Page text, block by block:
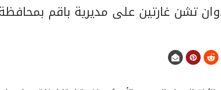
تشن غارتين على مديرية باقم